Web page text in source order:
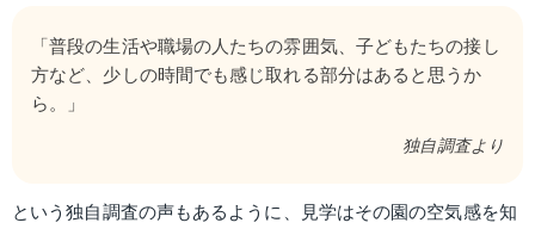
「普段の生活や職場の人たちの雰囲気、子どもたちの接し
方など、少しの時間でも感じ取れる部分はあると思うか
ら。」
独自調査より
という独自調査の声もあるように、見学はその園の空気感を知